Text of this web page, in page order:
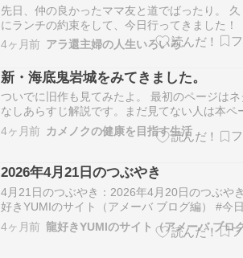
先日、仲の良かったママ友と道でばったり。
にランチの約束をして、今日行ってきました
とは、子どもが幼稚園のときからの付き合いだ
かれこれもう20年。 子どもの幼稚園バスの乗
同じで、毎日2回は顔を合わせ、 休日に子ども
てドラえもんの映画に行ったり…
4ヶ月前 アラ還主婦の人生いろいろ
新・海底鬼岩城をみてきました。
ついでに旧作も見てみたよ。 最初のページは
なしあらすじ解説です。まだ見てない人は本ペ
で見て、引き返すのをオススメします。 ※本
真は全て予告より撮っております。 あらすじ
んの案で海の中をバギーで進むこ…
4ヶ月前 カメノクの健康を目指す生活
2026年4月21日のつぶやき
4月21日のつぶやき：2026年4月20日のつぶや
好きYUMIのサイト（アメーバ ブログ編） #今
放の日2026 _ 龍好きYUMIのサイト（アメーバ
編） FREAK'S MOVIE監修『スター・ウォーズ
4ヶ月前 龍好きYUMIのサイト（アメーバ ブロ